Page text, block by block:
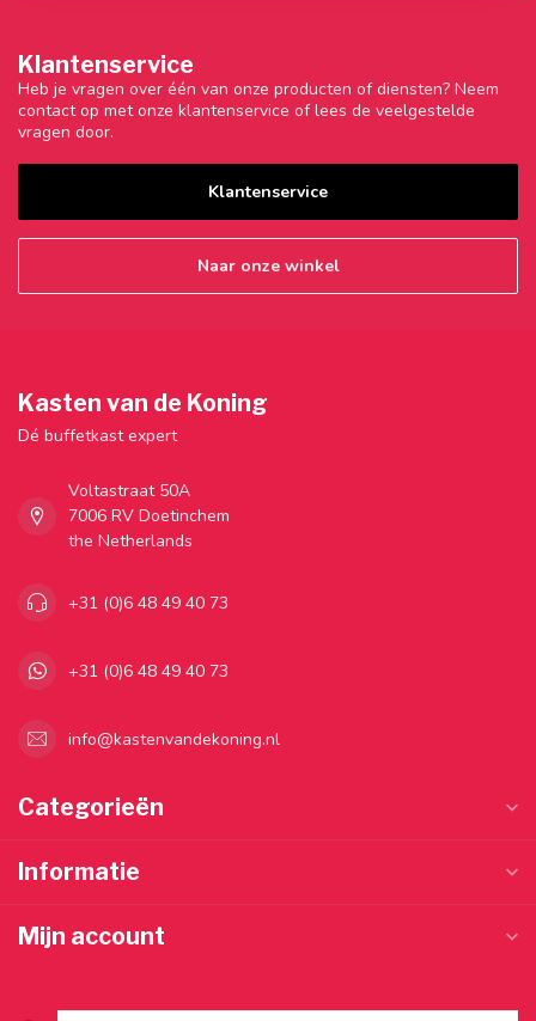
Klantenservice
Heb je vragen over één van onze producten of diensten? Neem
contact op met onze klantenservice of lees de veelgestelde
vragen door.
Klantenservice
Naar onze winkel
Kasten van de Koning
Dé buffetkast expert
Voltastraat 50A
7006 RV Doetinchem
the Netherlands
+31 (0)6 48 49 40 73
+31 (0)6 48 49 40 73
info@kastenvandekoning.nl
Categorieën
Informatie
Mijn account